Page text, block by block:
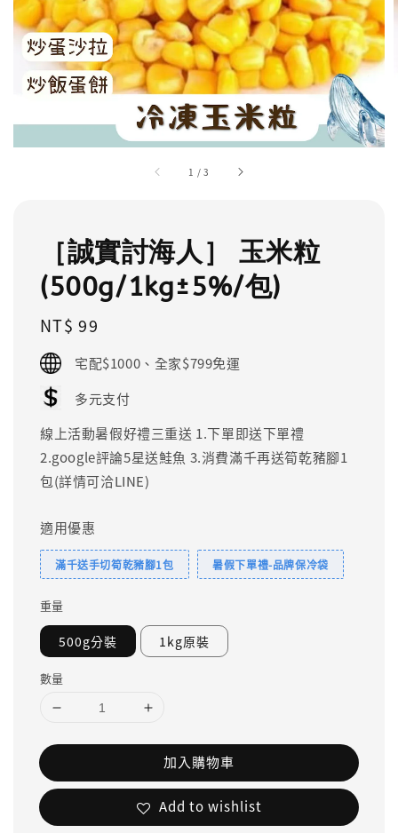
1 /3
［誠實討海人］ 玉米粒
(500g/1kg±5%/包)
Regular
price
NT$ 99
宅配$1000、全家$799免運
多元支付
線上活動暑假好禮三重送 1.下單即送下單禮
2.google評論5星送鮭魚 3.消費滿千再送筍乾豬腳1
包(詳情可洽LINE)
適用優惠
滿千送手切筍乾豬腳1包 暑假下單禮-品牌保冷袋
重量
500g分裝 1kg原裝
數量
加入購物車
Add to wishlist